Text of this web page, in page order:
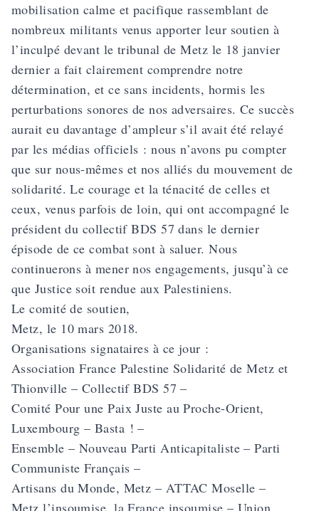
mobilisation calme et pacifique rassemblant de
nombreux militants venus apporter leur soutien à
l’inculpé devant le tribunal de Metz le 18 janvier
dernier a fait clairement comprendre notre
détermination, et ce sans incidents, hormis les
perturbations sonores de nos adversaires. Ce succès
aurait eu davantage d’ampleur s’il avait été relayé
par les médias officiels : nous n’avons pu compter
que sur nous-mêmes et nos alliés du mouvement de
solidarité. Le courage et la ténacité de celles et
ceux, venus parfois de loin, qui ont accompagné le
président du collectif BDS 57 dans le dernier
épisode de ce combat sont à saluer. Nous
continuerons à mener nos engagements, jusqu’à ce
que Justice soit rendue aux Palestiniens.
Le comité de soutien,
Metz, le 10 mars 2018.
Organisations signataires à ce jour :
Association France Palestine Solidarité de Metz et
Thionville – Collectif BDS 57 –
Comité Pour une Paix Juste au Proche-Orient,
Luxembourg – Basta ! –
Ensemble – Nouveau Parti Anticapitaliste – Parti
Communiste Français –
Artisans du Monde, Metz – ATTAC Moselle –
Metz l’insoumise, la France insoumise – Union